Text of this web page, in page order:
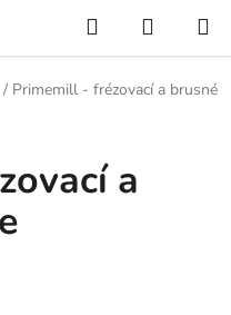
Hledat
KOŠÍK
/ Primemill - frézovací a brusné
a